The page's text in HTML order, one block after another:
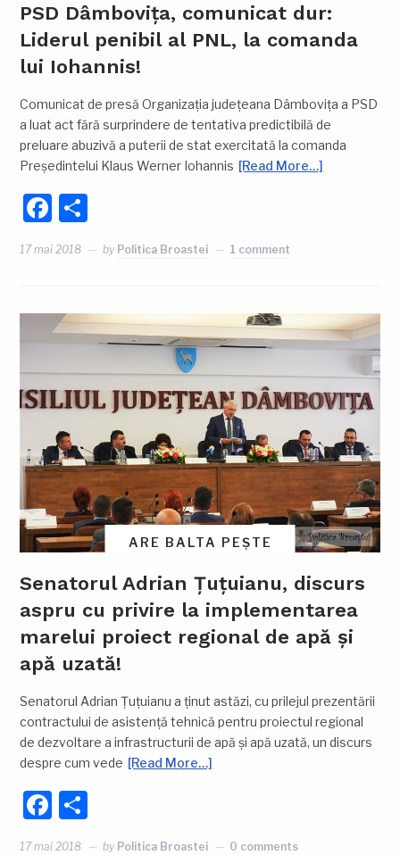
PSD Dâmbovița, comunicat dur:
Liderul penibil al PNL, la comanda
lui Iohannis!
Comunicat de presă Organizația județeana Dâmbovița a PSD
a luat act fără surprindere de tentativa predictibilă de
preluare abuzivă a puterii de stat exercitată la comanda
Președintelui Klaus Werner Iohannis [Read More…]
Facebook
17 mai 2018 by Politica Broastei 1 comment
ARE BALTA PEȘTE
Senatorul Adrian Țuțuianu, discurs
aspru cu privire la implementarea
marelui proiect regional de apă și
apă uzată!
Senatorul Adrian Țuțuianu a ținut astăzi, cu prilejul prezentării
contractului de asistență tehnică pentru proiectul regional
de dezvoltare a infrastructurii de apă și apă uzată, un discurs
despre cum vede [Read More…]
Facebook
17 mai 2018 by Politica Broastei 0 comments